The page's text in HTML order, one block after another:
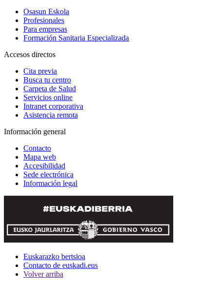
Osasun Eskola
Profesionales
Para empresas
Formación Sanitaria Especializada
Accesos directos
Cita previa
Busca tu centro
Carpeta de Salud
Servicios online
Intranet corporativa
Asistencia remota
Información general
Contacto
Mapa web
Accesibilidad
Sede electrónica
Información legal
Euskarazko bertsioa
Contacto de euskadi.eus
Volver arriba